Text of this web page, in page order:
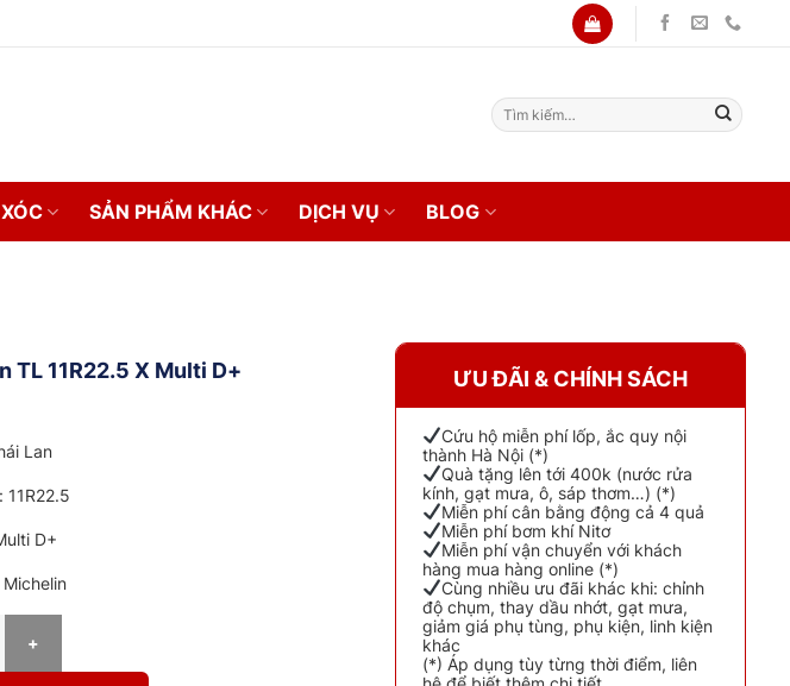
Tìm
kiếm:
SẢN PHẨM KHÁC DỊCH VỤ BLOG
TL 11R22.5 X Multi D+
Lan
11R22.5
D+
ƯU ĐÃI & CHÍNH SÁCH
Cứu hộ miễn phí lốp, ắc quy nội
thành Hà Nội (*)
Quà tặng lên tới 400k (nước rửa
kính, gạt mưa, ô, sáp thơm…) (*)
Miễn phí cân bằng động cả 4 quả
Miễn phí bơm khí Nitơ
Miễn phí vận chuyển với khách
hàng mua hàng online (*)
Cùng nhiều ưu đãi khác khi: chỉnh
độ chụm, thay dầu nhớt, gạt mưa,
giảm giá phụ tùng, phụ kiện, linh kiện
khác
(*) Áp dụng tùy từng thời điểm, liên